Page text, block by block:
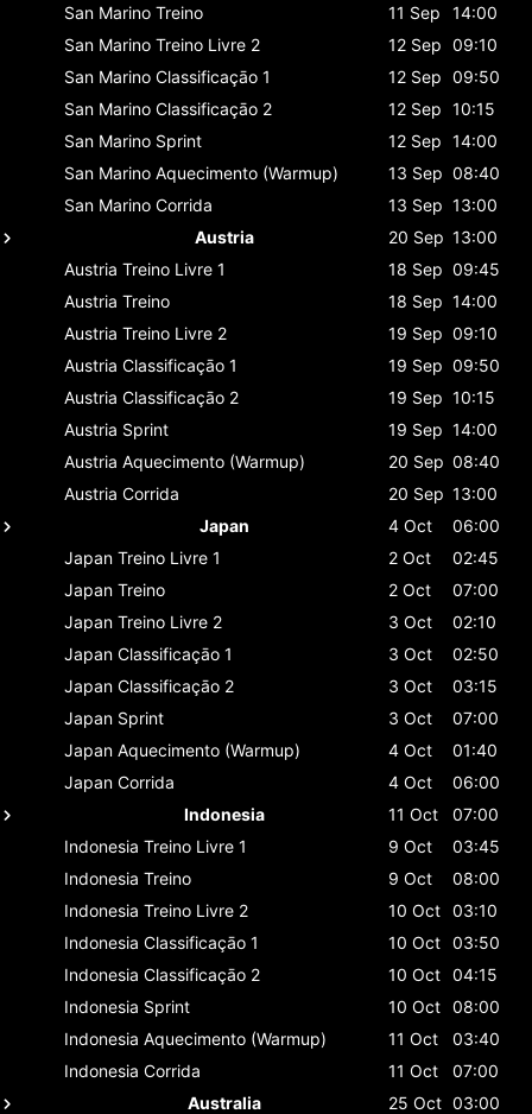
San Marino Treino 11 Sep
14:00
San Marino Treino Livre 2 12 Sep 09:10
San Marino Classificaçāo 1 12 Sep 09:50
San Marino Classificaçāo 2 12 Sep 10:15
San Marino Sprint 12 Sep 14:00
San Marino Aquecimento (Warmup) 13 Sep 08:40
San Marino Corrida 13 Sep 13:00
Austria
20 Sep 13:00
Austria Treino Livre 1 18 Sep 09:45
Austria Treino 18 Sep 14:00
Austria Treino Livre 2 19 Sep 09:10
Austria Classificaçāo 1 19 Sep 09:50
Austria Classificaçāo 2 19 Sep 10:15
Austria Sprint 19 Sep 14:00
Austria Aquecimento (Warmup) 20 Sep 08:40
Austria Corrida 20 Sep 13:00
Japan
4 Oct
06:00
Japan Treino Livre 1 2 Oct
02:45
Japan Treino 2 Oct
07:00
Japan Treino Livre 2 3 Oct
02:10
Japan Classificaçāo 1 3 Oct
02:50
Japan Classificaçāo 2 3 Oct
03:15
Japan Sprint 3 Oct
07:00
Japan Aquecimento (Warmup) 4 Oct
01:40
Japan Corrida 4 Oct
06:00
Indonesia
11 Oct
07:00
Indonesia Treino Livre 1 9 Oct
03:45
Indonesia Treino 9 Oct
08:00
Indonesia Treino Livre 2 10 Oct 03:10
Indonesia Classificaçāo 1 10 Oct 03:50
Indonesia Classificaçāo 2 10 Oct 04:15
Indonesia Sprint 10 Oct 08:00
Indonesia Aquecimento (Warmup) 11 Oct
03:40
Indonesia Corrida 11 Oct
07:00
Australia
25 Oct 03:00